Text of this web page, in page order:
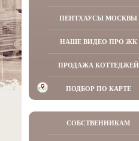
ПЕНТХАУСЫ МОСКВЫ
НАШЕ ВИДЕО ПРО ЖК
ПРОДАЖА КОТТЕДЖЕЙ
ПОДБОР ПО КАРТЕ
СОБСТВЕННИКАМ